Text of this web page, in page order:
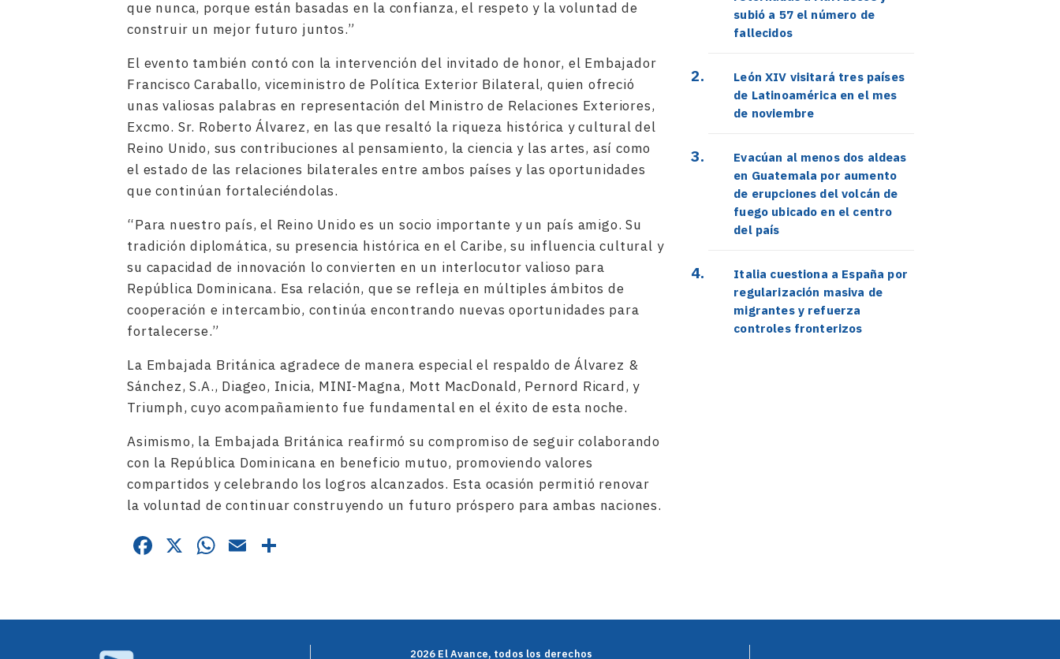
que nunca, porque están basadas en la confianza, el respeto y la voluntad de
construir un mejor futuro juntos.”
El evento también contó con la intervención del invitado de honor, el Embajador
Francisco Caraballo, viceministro de Política Exterior Bilateral, quien ofreció
unas valiosas palabras en representación del Ministro de Relaciones Exteriores,
Excmo. Sr. Roberto Álvarez, en las que resaltó la riqueza histórica y cultural del
Reino Unido, sus contribuciones al pensamiento, la ciencia y las artes, así como
el estado de las relaciones bilaterales entre ambos países y las oportunidades
que continúan fortaleciéndolas.
“Para nuestro país, el Reino Unido es un socio importante y un país amigo. Su
tradición diplomática, su presencia histórica en el Caribe, su influencia cultural y
su capacidad de innovación lo convierten en un interlocutor valioso para
República Dominicana. Esa relación, que se refleja en múltiples ámbitos de
cooperación e intercambio, continúa encontrando nuevas oportunidades para
fortalecerse.”
La Embajada Británica agradece de manera especial el respaldo de Álvarez &
Sánchez, S.A., Diageo, Inicia, MINI-Magna, Mott MacDonald, Pernord Ricard, y
Triumph, cuyo acompañamiento fue fundamental en el éxito de esta noche.
Asimismo, la Embajada Británica reafirmó su compromiso de seguir colaborando
con la República Dominicana en beneficio mutuo, promoviendo valores
compartidos y celebrando los logros alcanzados. Esta ocasión permitió renovar
la voluntad de continuar construyendo un futuro próspero para ambas naciones.
Facebook
X WhatsApp
Email
subió a 57 el número de
fallecidos
León XIV visitará tres países
de Latinoamérica en el mes
de noviembre
Evacúan al menos dos aldeas
en Guatemala por aumento
de erupciones del volcán de
fuego ubicado en el centro
del país
Italia cuestiona a España por
regularización masiva de
migrantes y refuerza
controles fronterizos
2026 El Avance, todos los derechos